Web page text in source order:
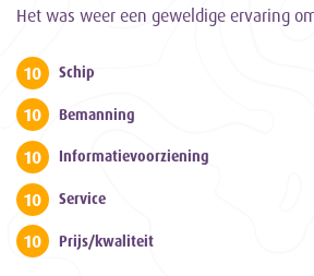
Het was weer een geweldige ervaring
10 Schip
10 Bemanning
10 Informatievoorziening
10 Service
10 Prijs/kwaliteit